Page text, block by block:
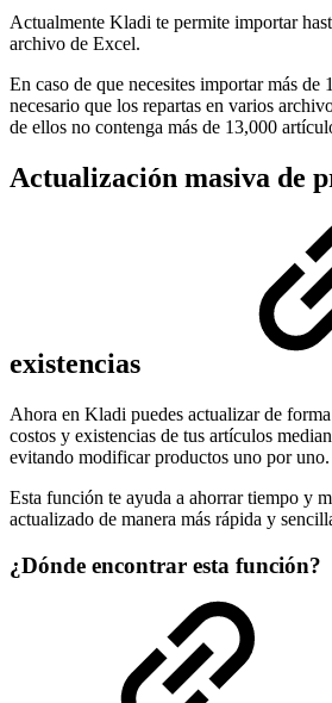
Actualmente Kladi te permite importar
archivo de Excel.
En caso de que necesites importar más de
necesario que los repartas en varios
de ellos no contenga más de 13,000
Actualización masiva de
existencias
Ahora en Kladi puedes actualizar de
costos y existencias de tus artículos
evitando modificar productos uno por uno.
Esta función te ayuda a ahorrar tiempo y
actualizado de manera más rápida y
¿Dónde encontrar esta función?